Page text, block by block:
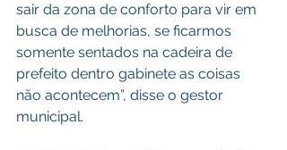
sair da zona de conforto para vir em
busca de melhorias, se ficarmos
somente sentados na cadeira de
prefeito dentro gabinete as coisas
não acontecem”, disse o gestor
municipal.